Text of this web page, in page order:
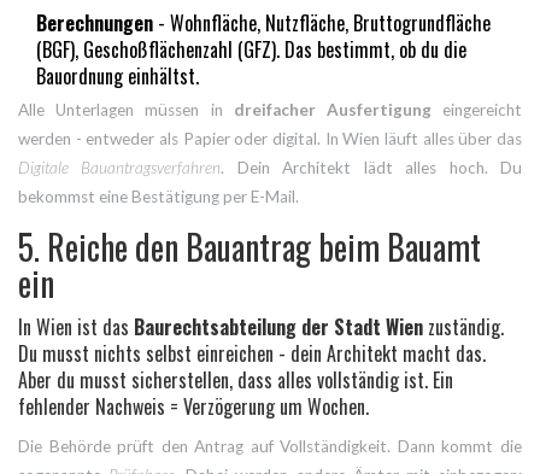
Berechnungen - Wohnfläche, Nutzfläche, Bruttogrundfläche
(BGF), Geschoßflächenzahl (GFZ). Das bestimmt, ob du die
Bauordnung einhältst.
Alle Unterlagen müssen in dreifacher Ausfertigung eingereicht
werden - entweder als Papier oder digital. In Wien läuft alles über das
Digitale Bauantragsverfahren. Dein Architekt lädt alles hoch. Du
bekommst eine Bestätigung per E-Mail.
5. Reiche den Bauantrag beim Bauamt
ein
In Wien ist das Baurechtsabteilung der Stadt Wien zuständig.
Du musst nichts selbst einreichen - dein Architekt macht das.
Aber du musst sicherstellen, dass alles vollständig ist. Ein
fehlender Nachweis = Verzögerung um Wochen.
Die Behörde prüft den Antrag auf Vollständigkeit. Dann kommt die